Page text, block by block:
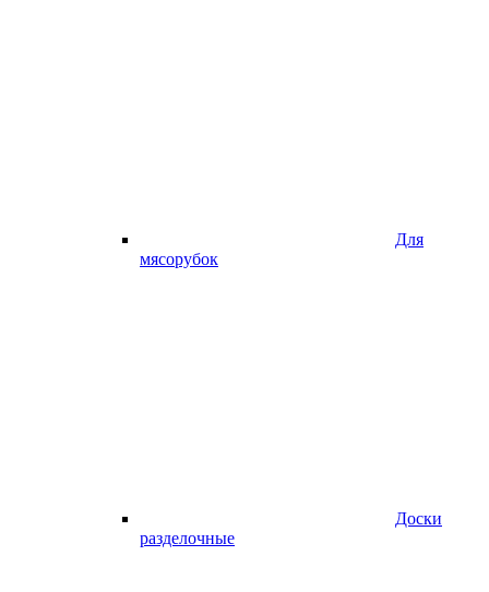
Для
мясорубок
Доски
разделочные